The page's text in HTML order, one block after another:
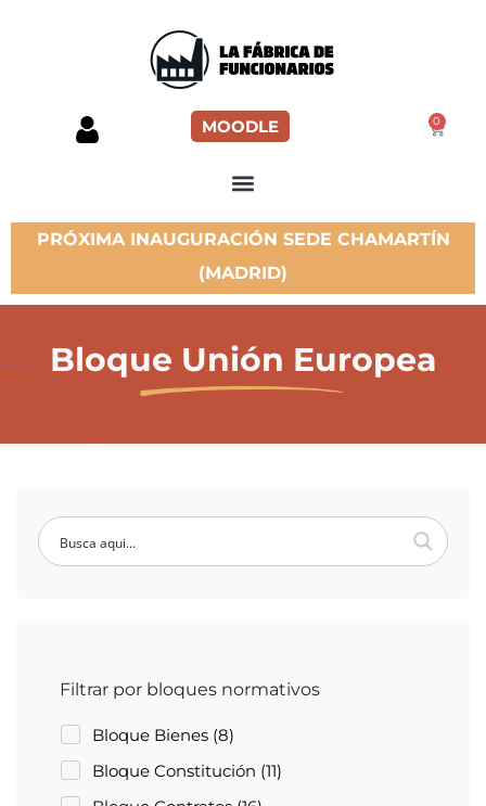
MOODLE 0
PRÓXIMA INAUGURACIÓN SEDE CHAMARTÍN
(MADRID)
Bloque Unión Europea
Filtrar por bloques normativos
Bloque Bienes (8)
Bloque Constitución (11)